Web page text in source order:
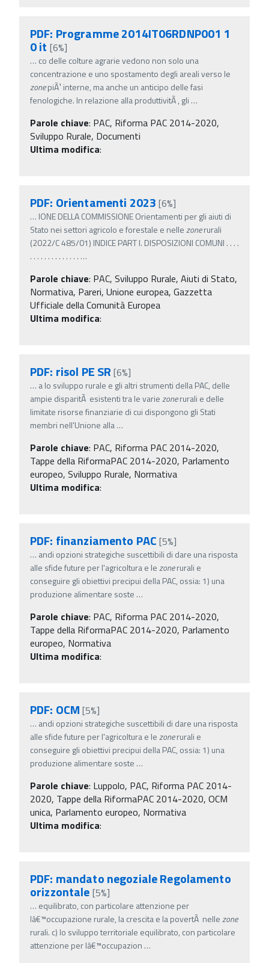
PDF: Programme 2014IT06RDNP001 1
0 it [6%]
… co delle colture agrarie vedono non solo una
concentrazione e uno spostamento degli areali verso le
zonepiÃ¹ interne, ma anche un anticipo delle fasi
fenologiche. In relazione alla produttivitÃ , gli …
Parole chiave: PAC, Riforma PAC 2014-2020,
Sviluppo Rurale, Documenti
Ultima modifica:
PDF: Orientamenti 2023 [6%]
… IONE DELLA COMMISSIONE Orientamenti per gli aiuti di
Stato nei settori agricolo e forestale e nellezonerurali
(2022/C 485/01) INDICE PART I. DISPOSIZIONI COMUNI . . . .
. . . . . . . . . . . . . . …
Parole chiave: PAC, Sviluppo Rurale, Aiuti di Stato,
Normativa, Pareri, Unione europea, Gazzetta
Ufficiale della Comunità Europea
Ultima modifica:
PDF: risol PE SR [6%]
… a lo sviluppo rurale e gli altri strumenti della PAC, delle
ampie disparitÃ esistenti tra le variezonerurali e delle
limitate risorse finanziarie di cui dispongono gli Stati
membri nell'Unione alla…
Parole chiave: PAC, Riforma PAC 2014-2020,
Tappe della RiformaPAC 2014-2020, Parlamento
europeo, Sviluppo Rurale, Normativa
Ultima modifica:
PDF: finanziamento PAC [5%]
… andi opzioni strategiche suscettibili di dare una risposta
alle sfide future per l'agricoltura e lezonerurali e
conseguire gli obiettivi precipui della PAC, ossia: 1) una
produzione alimentare soste …
Parole chiave: PAC, Riforma PAC 2014-2020,
Tappe della RiformaPAC 2014-2020, Parlamento
europeo, Normativa
Ultima modifica:
PDF: OCM [5%]
… andi opzioni strategiche suscettibili di dare una risposta
alle sfide future per l'agricoltura e lezonerurali e
conseguire gli obiettivi precipui della PAC, ossia: 1) una
produzione alimentare soste …
Parole chiave: Luppolo, PAC, Riforma PAC 2014-
2020, Tappe della RiformaPAC 2014-2020, OCM
unica, Parlamento europeo, Normativa
Ultima modifica:
PDF: mandato negoziale Regolamento
orizzontale [5%]
… equilibrato, con particolare attenzione per
lâ€™occupazione rurale, la crescita e la povertÃ nellezone
rurali. c) lo sviluppo territoriale equilibrato, con particolare
attenzione per lâ€™occupazion …